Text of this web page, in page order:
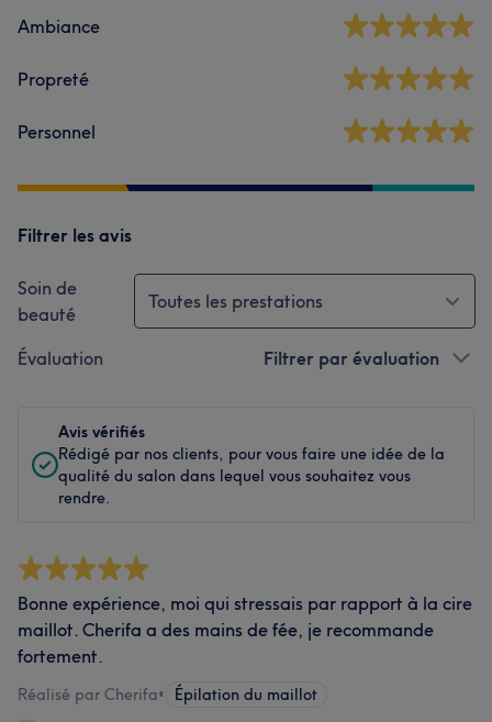
Ambiance
Propreté
Personnel
Filtrer les avis
Soin de
beauté
Toutes les prestations
Évaluation Filtrer par évaluation
Avis vérifiés
Rédigé par nos clients, pour vous faire une idée de la
qualité du salon dans lequel vous souhaitez vous
rendre.
Bonne expérience, moi qui stressais par rapport à la cire
maillot. Cherifa a des mains de fée, je recommande
fortement.
Réalisé par Cherifa• Épilation du maillot